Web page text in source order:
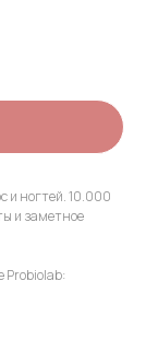
и ногтей. 10.000
и заметное
Probiolab: